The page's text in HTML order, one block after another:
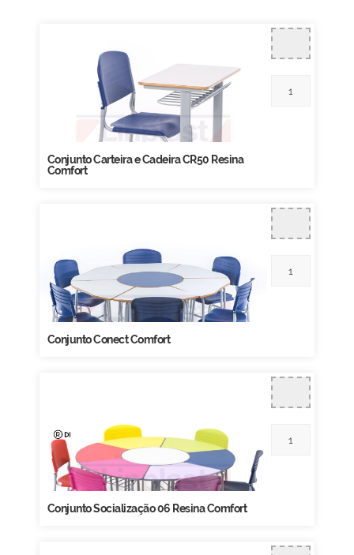
Conjunto Carteira e Cadeira CR50 Resina
Comfort
Conjunto Conect Comfort
Conjunto Socialização 06 Resina Comfort